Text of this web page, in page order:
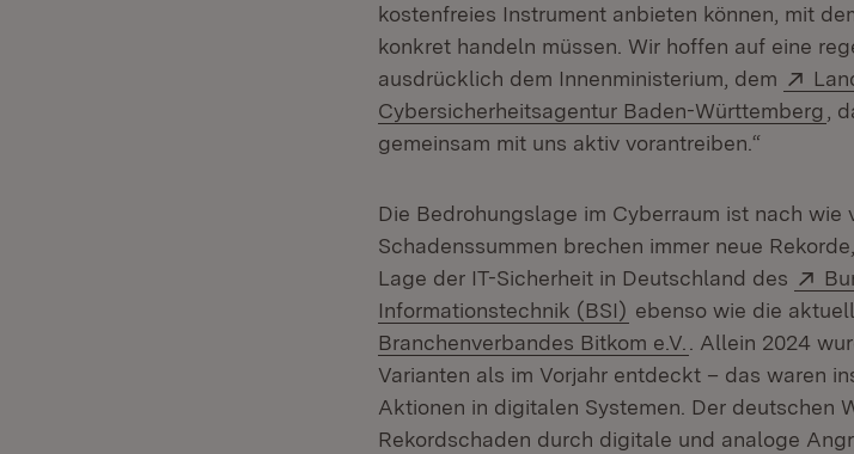
kostenfreies Instrument anbieten können, mit
konkret handeln müssen. Wir hoffen auf eine
ausdrücklich dem Innenministerium, dem
Cybersicherheitsagentur Baden-Württemberg
,
gemeinsam mit uns aktiv vorantreiben.“
Die Bedrohungslage im Cyberraum ist nach wie
Schadenssummen brechen immer neue
Lage der IT-Sicherheit in Deutschland des
Informationstechnik (BSI) (Öffnet in neuem
ebenso wie die
Branchenverbandes Bitkom e.V.
(Öffnet in
. Allein 2024
Varianten als im Vorjahr entdeckt – das waren
Aktionen in digitalen Systemen. Der deutschen
Rekordschaden durch digitale und analoge